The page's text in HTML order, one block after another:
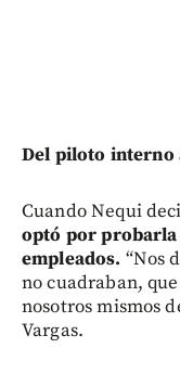
Del piloto interno
Cuando Nequi
optó por
empleados. “Nos
no cuadraban,
nosotros mismos
Vargas.